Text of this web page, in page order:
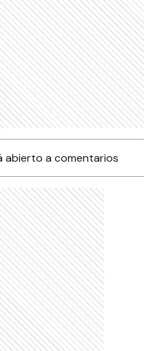
abierto a comentarios